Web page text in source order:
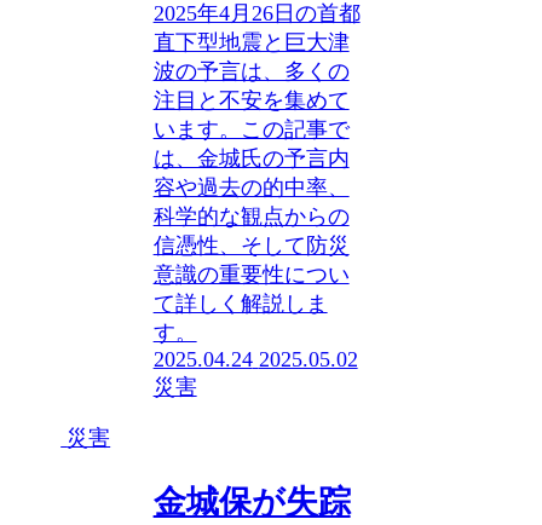
2025年4月26日の首都
直下型地震と巨大津
波の予言は、多くの
注目と不安を集めて
います。この記事で
は、金城氏の予言内
容や過去の的中率、
科学的な観点からの
信憑性、そして防災
意識の重要性につい
て詳しく解説しま
す。
2025.04.24 2025.05.02
災害
災害
金城保が失踪